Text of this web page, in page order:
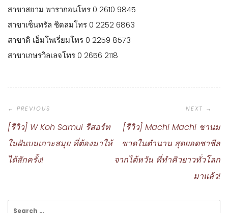
​สาขาสยาม พารากอน​​โทร 0 2610 9845 ​
สาขาเซ็นทรัล ชิดลม​​โทร 0 2252 6863 ​
สาขาดิ เอ็มโพเรี่ยม​​โทร 0 2259 8573 ​
สาขาเกษรวิลเลจ​​​โทร 0 2656 2118
Navigation
[รีวิว] W Koh Samui รีสอร์ท
ในฝันบนเกาะสมุย ที่ต้องมาให้
ได้สักครั้ง!
[รีวิว] Machi Machi ชานม
ขวดในตำนาน สุดยอดชาชีส
จากไต้หวัน ที่ทำคิวยาวทั่วโลก
มาแล้ว!
Search